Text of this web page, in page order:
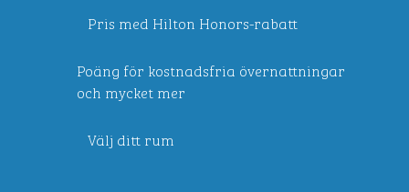
Pris med Hilton Honors-rabatt
Poäng för kostnadsfria övernattningar
och mycket mer
Välj ditt rum